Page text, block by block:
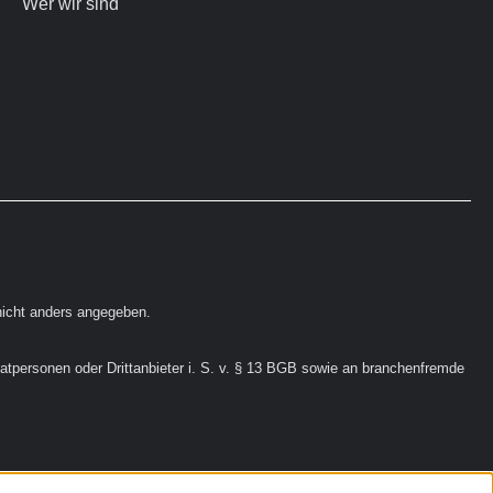
Wer wir sind
anders angegeben.
oder Drittanbieter i. S. v. § 13 BGB sowie an branchenfremde